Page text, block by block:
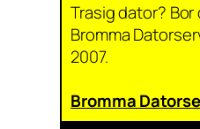
Trasig dator?
Bromma
2007.
Bromma